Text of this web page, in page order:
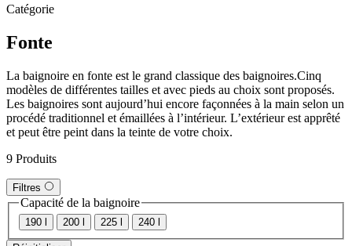
Catégorie
Fonte
La baignoire en fonte est le grand classique des baignoires.Cinq
modèles de différentes tailles et avec pieds au choix sont proposés.
Les baignoires sont aujourd’hui encore façonnées à la main selon un
procédé traditionnel et émaillées à l’intérieur. L’extérieur est apprêté
et peut être peint dans la teinte de votre choix.
9 Produits
Filtres
Capacité de la baignoire
190 l 200 l 225 l 240 l